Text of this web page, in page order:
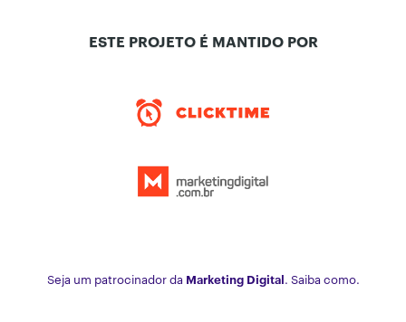
ESTE PROJETO É MANTIDO POR
Seja um patrocinador da Marketing Digital. Saiba como.